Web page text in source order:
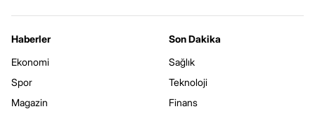
Haberler
Ekonomi
Spor
Magazin
Son Dakika
Sağlık
Teknoloji
Finans